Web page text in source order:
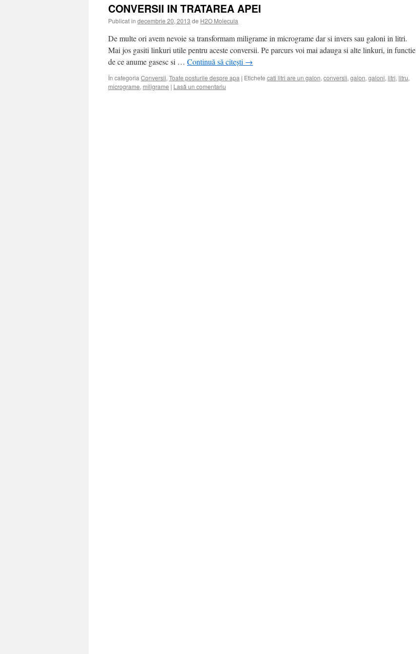
CONVERSII IN TRATAREA APEI
Publicat în decembrie 20, 2013 de H2O Molecula
De multe ori avem nevoie sa transformam miligrame in micrograme dar si invers sau galoni in litri.
Mai jos gasiti linkuri utile pentru aceste conversii. Pe parcurs voi mai adauga si alte linkuri, in functie
de ce anume gasesc si … Continuă să citești →
În categoria Conversii, Toate posturile despre apa | Etichete cati litri are un galon, conversii, galon, galoni, litri, litru,
micrograme, miligrame | Lasă un comentariu